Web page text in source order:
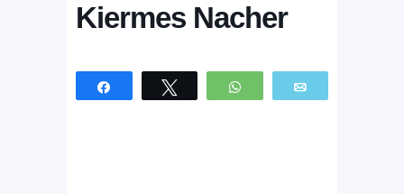
Kiermes Nacher
Partagez Tweetez WhatsApp